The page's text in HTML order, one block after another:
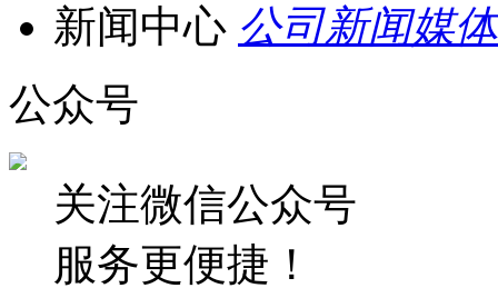
新闻中心 公司新闻媒
公众号
关注微信公众号
服务更便捷！